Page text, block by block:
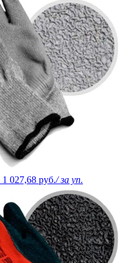
1 027,68 руб./ за уп.